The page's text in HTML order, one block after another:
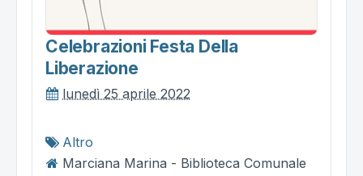
Celebrazioni Festa Della
Liberazione
lunedì 25 aprile 2022
Altro
Marciana Marina - Biblioteca Comunale